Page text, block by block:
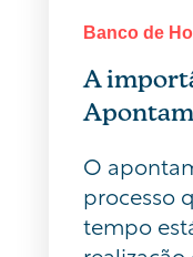
Banco de
A
O
processo
tempo